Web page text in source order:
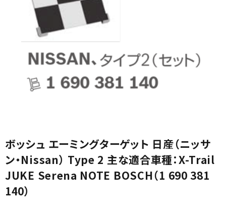
メーカーから選ぶ
ガレージ機器
補助金で購入
ボッシュ エーミングターゲット 日産（ニッサ
ン・Nissan） Type 2 主な適合車種：X-Trail
JUKE Serena NOTE BOSCH（1 690 381
140）